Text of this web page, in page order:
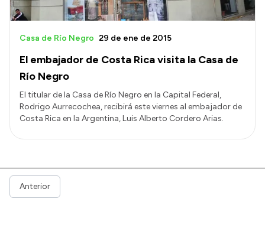
El embajador de Costa Rica visita la Casa de
Río Negro
Casa de Río Negro 29 de ene de 2015
El titular de la Casa de Río Negro en la Capital Federal,
Rodrigo Aurrecochea, recibirá este viernes al embajador de
Costa Rica en la Argentina, Luis Alberto Cordero Arias.
Anterior